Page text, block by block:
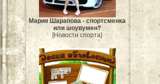
Мария Шарапова - спортсменка
или шоувумен?
[Новости спорта]